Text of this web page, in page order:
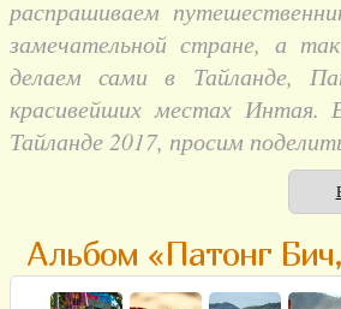
распрашиваем
замечательной стране, а
делаем сами в Тайланде,
красивейших местах
Тайланде 2017, просим
Альбом «Патонг